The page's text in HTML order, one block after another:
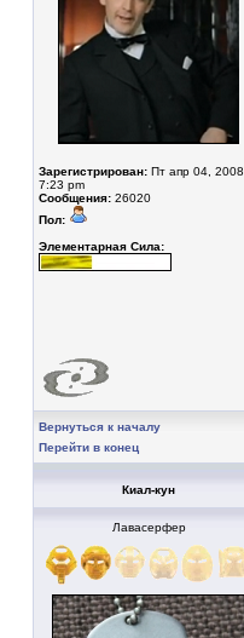
Зарегистрирован: Пт апр 04, 2008
7:23 pm
Сообщения: 26020
Пол:
Элементарная Сила:
Вернуться к началу
Перейти в конец
Киал-кун
Лавасерфер